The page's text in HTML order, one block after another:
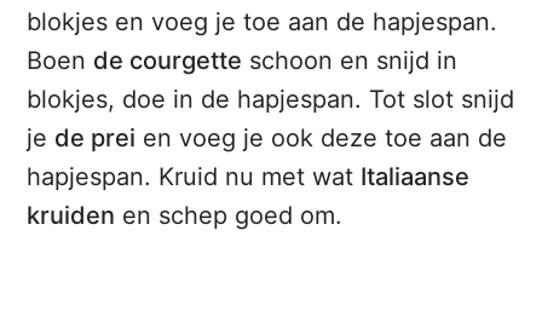
blokjes en voeg je toe aan de hapjespan.
Boen de courgette schoon en snijd in
blokjes, doe in de hapjespan. Tot slot snijd
je de prei en voeg je ook deze toe aan de
hapjespan. Kruid nu met wat Italiaanse
kruiden en schep goed om.